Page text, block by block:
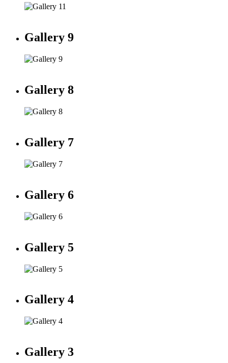
Gallery 9
Gallery 8
Gallery 7
Gallery 6
Gallery 5
Gallery 4
Gallery 3